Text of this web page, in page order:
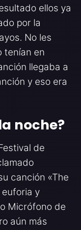
ellos ya
por la
No les
tenían en
llegaba a
y eso era
noche?
de
canción «The
y
Micrófono de
aún más